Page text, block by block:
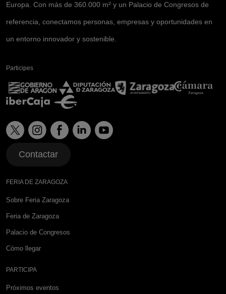
Europa. Con más de 360.000 m² y un Palacio de Congresos de
referencia, conectamos personas, empresas y oportunidades en
un entorno innovador y sostenible.
Participes
Contactar
FERIA DE ZARAGOZA
Sobre Feria Zaragoza
Feria de Zaragoza
Palacio de Congresos
Cómo llegar
PARTICIPA
Próximos eventos